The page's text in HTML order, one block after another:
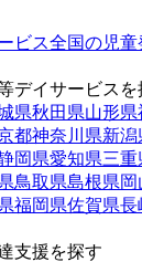
ビス全国の児童
デイサービスを
県秋田県山形県
都神奈川県新潟
岡県愛知県三重
鳥取県島根県岡
福岡県佐賀県長
支援を探す